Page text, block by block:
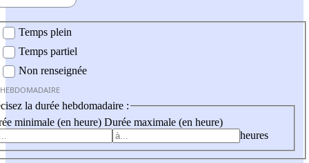
Temps plein
Temps partiel
Non renseignée
la durée hebdomadaire :
minimale (en heure) Durée maximale (en heure)
heures